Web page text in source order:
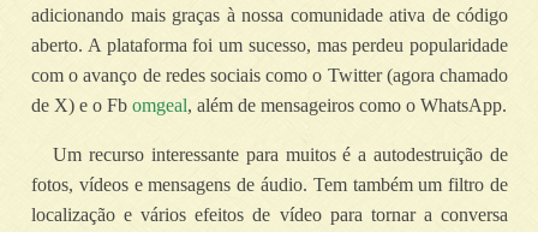
adicionando mais graças à nossa comunidade ativa de código
aberto. A plataforma foi um sucesso, mas perdeu popularidade
com o avanço de redes sociais como o Twitter (agora chamado
de X) e o Fb omgeal, além de mensageiros como o WhatsApp.
Um recurso interessante para muitos é a autodestruição de
fotos, vídeos e mensagens de áudio. Tem também um filtro de
localização e vários efeitos de vídeo para tornar a conversa